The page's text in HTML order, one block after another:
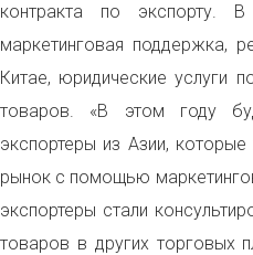
контракта по экспорту.
маркетинговая поддержка,
Китае, юридические услуги
товаров. «В этом году
экспортеры из Азии,
рынок с помощью
экспортеры стали
товаров в других торговых